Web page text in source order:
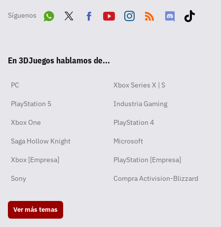
Síguenos
pp
ok
En 3DJuegos hablamos de...
PC Xbox Series X | S
PlayStation 5 Industria Gaming
Xbox One PlayStation 4
Saga Hollow Knight Microsoft
Xbox [Empresa] PlayStation [Empresa]
Sony Compra Activision-Blizzard
Ver más temas